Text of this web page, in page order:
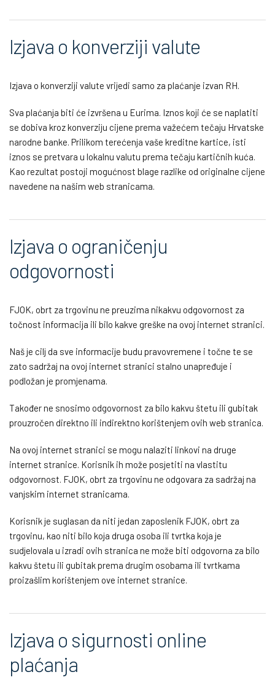
Izjava o konverziji valute
Izjava o konverziji valute vrijedi samo za plaćanje izvan RH.
Sva plaćanja biti će izvršena u Eurima. Iznos koji će se naplatiti
se dobiva kroz konverziju cijene prema važećem tečaju Hrvatske
narodne banke. Prilikom terećenja vaše kreditne kartice, isti
iznos se pretvara u lokalnu valutu prema tečaju kartičnih kuća.
Kao rezultat postoji mogućnost blage razlike od originalne cijene
navedene na našim web stranicama.
Izjava o ograničenju
odgovornosti
FJOK, obrt za trgovinu ne preuzima nikakvu odgovornost za
točnost informacija ili bilo kakve greške na ovoj internet stranici.
Naš je cilj da sve informacije budu pravovremene i točne te se
zato sadržaj na ovoj internet stranici stalno unapređuje i
podložan je promjenama.
Također ne snosimo odgovornost za bilo kakvu štetu ili gubitak
prouzročen direktno ili indirektno korištenjem ovih web stranica.
Na ovoj internet stranici se mogu nalaziti linkovi na druge
internet stranice. Korisnik ih može posjetiti na vlastitu
odgovornost. FJOK, obrt za trgovinu ne odgovara za sadržaj na
vanjskim internet stranicama.
Korisnik je suglasan da niti jedan zaposlenik FJOK, obrt za
trgovinu, kao niti bilo koja druga osoba ili tvrtka koja je
sudjelovala u izradi ovih stranica ne može biti odgovorna za bilo
kakvu štetu ili gubitak prema drugim osobama ili tvrtkama
proizašlim korištenjem ove internet stranice.
Izjava o sigurnosti online
plaćanja